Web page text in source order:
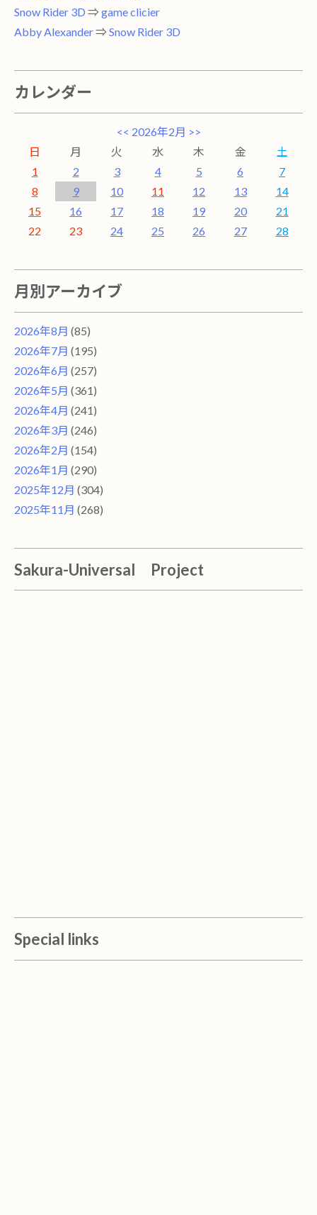
Snow Rider 3D ⇒ game clicier
Abby Alexander⇒ Snow Rider 3D
カレンダー
<< 2026年2月 >>
日
月 火 水 木 金
土
1
2 3 4 5 6
7
8
9 10 11 12 13
14
15
16 17 18 19 20
21
22
23 24 25 26 27 28
月別アーカイブ
2026年8月 (85)
2026年7月 (195)
2026年6月 (257)
2026年5月 (361)
2026年4月 (241)
2026年3月 (246)
2026年2月 (154)
2026年1月 (290)
2025年12月 (304)
2025年11月 (268)
Sakura-Universal Project
Special links